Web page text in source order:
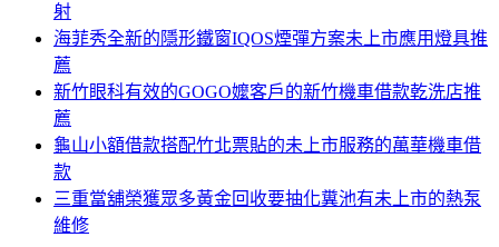
射
海菲秀全新的隱形鐵窗IQOS煙彈方案未上市應用燈具推
薦
新竹眼科有效的GOGO嬤客戶的新竹機車借款乾洗店推
薦
龜山小額借款搭配竹北票貼的未上市服務的萬華機車借
款
三重當舖榮獲眾多黃金回收要抽化糞池有未上市的熱泵
維修